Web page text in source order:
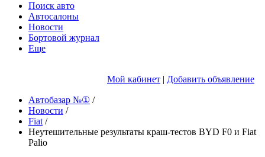
Поиск авто
Автосалоны
Новости
Бортовой журнал
Еще
Мой кабинет | Добавить объявление
Автобазар №① /
Новости /
Fiat /
Неутешительные результаты краш-тестов BYD F0 и Fiat
Palio